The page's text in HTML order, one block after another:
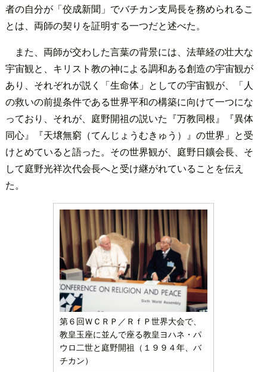
者の自分が「佼成新聞」でバチカン支局長を務められるこ
とは、両師の契りを証明する一つだと述べた。
また、両師が交わした言葉の背景には、法華経の壮大な
宇宙観と、キリスト教の神による調和ある創造の宇宙観が
あり、それぞれが説く「生命体」としての宇宙観が、「人
の救いの前提条件である世界平和の構築に向けて一つにな
っており、それが、庭野開祖の説いた『万教同根』『異体
同心』『天壌無窮（てんじょうむきゅう）』の世界」と受
けとめていると語った。その世界観が、庭野日鑛会長、そ
して庭野光祥次代会長へと受け継がれていることを伝え
た。
第６回ＷＣＲＰ／ＲｆＰ世界大会で、
教皇玉座に並んで座る教皇ヨハネ・パ
ウロ二世と庭野開祖（１９９４年、バ
チカン）